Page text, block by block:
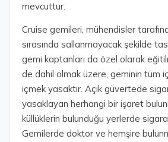
mevcuttur.
Cruise gemileri, mühendisler
sırasında sallanmayacak şekilde
gemi kaptanları da özel olarak
de dahil olmak üzere, geminin tüm
içmek yasaktır. Açık güvertede
yasaklayan herhangi bir işaret
küllüklerin bulunduğu yerlerde
Gemilerde doktor ve hemşire